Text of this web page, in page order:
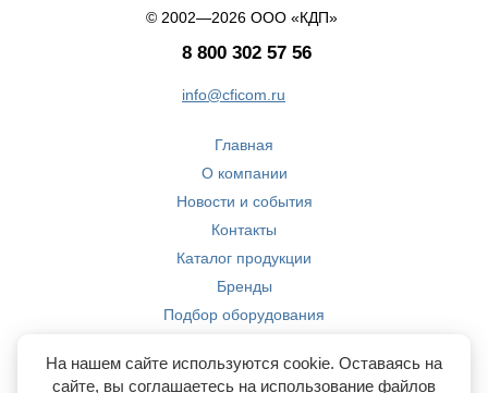
© 2002—2026 ООО «КДП»
8 800 302 57 56
info@cficom.ru
Главная
О компании
Новости и события
Контакты
Каталог продукции
Бренды
Подбор оборудования
Компетенции
На нашем сайте используются cookie. Оставаясь на
сайте, вы соглашаетесь на использование файлов